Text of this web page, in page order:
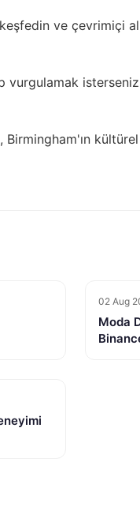
ve çevrimiçi
vurgulamak
Birmingham'ın
02 Aug
Moda